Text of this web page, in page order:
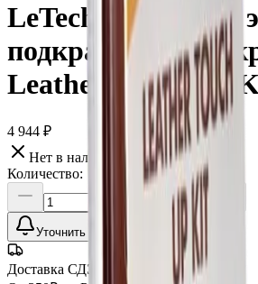
LeTech Набор для
подкраски кожи,
Leather Touch Up
4 944 ₽
Нет в наличии
Количество:
Уточнить наличие
Доставка СДЭК